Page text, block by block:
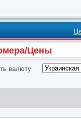
Цены
валюту